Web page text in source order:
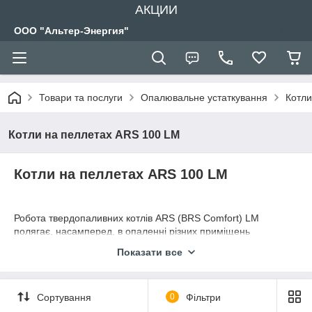
АКЦИИ
ООО "Альтер-Энергия"
Товари та послуги Опалювальне устаткування Котли
Котли на пеллетах ARS 100 LM
Котли на пеллетах ARS 100 LM
Робота твердопаливних котлів ARS (BRS Comfort) LM
полягає, насамперед, в опаленні різних приміщень
центрального опалення. Також ці агрегати забезпечують
(розмір не повинен перевищувати 50Ч50 см). Передбачена
Показати все
Сортування 0 Фільтри